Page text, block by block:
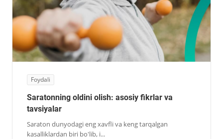
Foydali
Saraton dunyodagi eng xavfli va keng tarqalgan
kasalliklardan biri bo'lib, i...
Saratonning oldini olish: asosiy fikrlar va
tavsiyalar